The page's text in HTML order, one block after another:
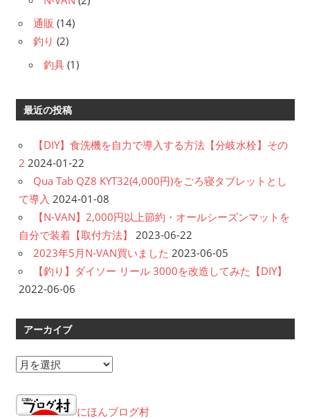
通販 (14)
釣り (2)
釣具 (1)
最近の投稿
【DIY】食洗機を自力で導入する方法【分岐水栓】その
2 2024-01-22
Qua Tab QZ8 KYT32(4,000円)をごろ寝タブレットとし
て導入 2024-01-08
【N-VAN】2,000円以上節約・オールシーズンマットを
自分で装着【取付方法】
2023-06-22
2023年5月N-VAN買いました 2023-06-05
【釣り】ダイソー リール 3000を改造してみた【DIY】
2022-06-06
アーカイブ
ア
カ
にほんブログ村